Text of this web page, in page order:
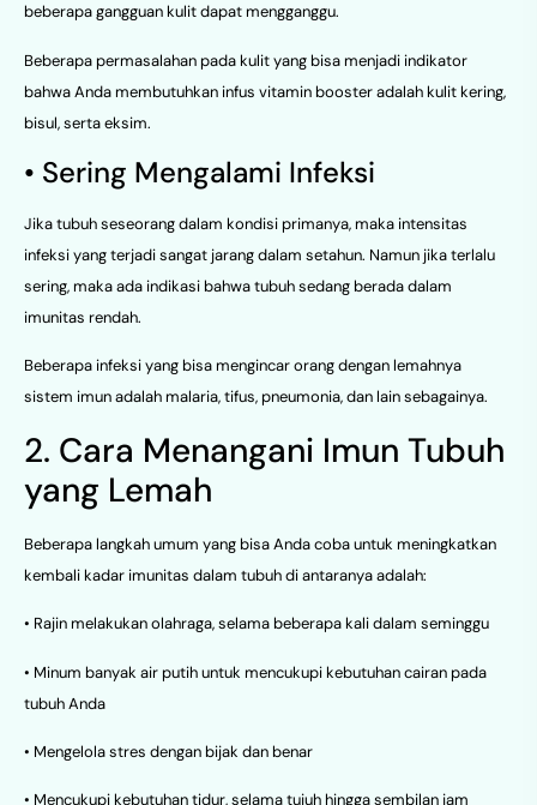
beberapa gangguan kulit dapat mengganggu.
Beberapa permasalahan pada kulit yang bisa menjadi indikator
bahwa Anda membutuhkan infus vitamin booster adalah kulit kering,
bisul, serta eksim.
• Sering Mengalami Infeksi
Jika tubuh seseorang dalam kondisi primanya, maka intensitas
infeksi yang terjadi sangat jarang dalam setahun. Namun jika terlalu
sering, maka ada indikasi bahwa tubuh sedang berada dalam
imunitas rendah.
Beberapa infeksi yang bisa mengincar orang dengan lemahnya
sistem imun adalah malaria, tifus, pneumonia, dan lain sebagainya.
2. Cara Menangani Imun Tubuh
yang Lemah
Beberapa langkah umum yang bisa Anda coba untuk meningkatkan
kembali kadar imunitas dalam tubuh di antaranya adalah:
• Rajin melakukan olahraga, selama beberapa kali dalam seminggu
• Minum banyak air putih untuk mencukupi kebutuhan cairan pada
tubuh Anda
• Mengelola stres dengan bijak dan benar
• Mencukupi kebutuhan tidur, selama tujuh hingga sembilan jam